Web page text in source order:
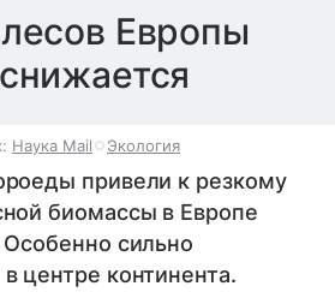
Европы
Наука Mail Экология
привели к резкому
биомассы в Европе
сильно
центре континента.